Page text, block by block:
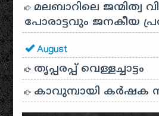
മലബാറിലെ ജന്മിത്വ
പോരാട്ടവും ജനകീയ
August
തൃപ്പരപ്പ് വെള്ളച്ചാട്ടം
കാവുമ്പായി കർഷക